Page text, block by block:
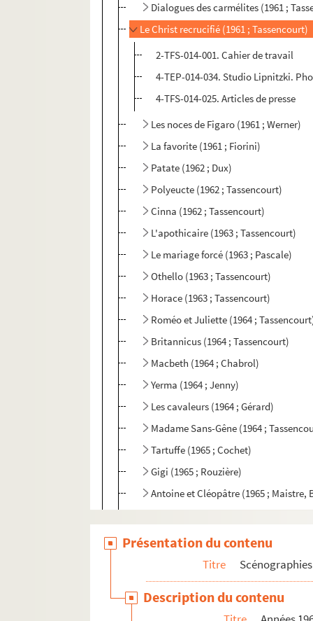
Dialogues des carmélites (1961 ;
Le Christ recrucifié (1961 ; Tassencourt)
2-TFS-014-001. Cahier de travail
4-TEP-014-034. Studio Lipnitzki.
4-TFS-014-025. Articles de presse
Les noces de Figaro (1961 ; Werner)
La favorite (1961 ; Fiorini)
Patate (1962 ; Dux)
Polyeucte (1962 ; Tassencourt)
Cinna (1962 ; Tassencourt)
L'apothicaire (1963 ; Tassencourt)
Le mariage forcé (1963 ; Pascale)
Othello (1963 ; Tassencourt)
Horace (1963 ; Tassencourt)
Roméo et Juliette (1964 ;
Britannicus (1964 ; Tassencourt)
Macbeth (1964 ; Chabrol)
Yerma (1964 ; Jenny)
Les cavaleurs (1964 ; Gérard)
Madame Sans-Gêne (1964 ;
Tartuffe (1965 ; Cochet)
Gigi (1965 ; Rouzière)
Antoine et Cléopâtre (1965 ;
Le misanthrope (1965 ; Cochet)
Pepsie (1965 ; Cochet)
La Thébaïde (1965 ; Maulnier)
Le médecin malgré lui (1965 ;
Présentation du contenu
Titre
Description du contenu